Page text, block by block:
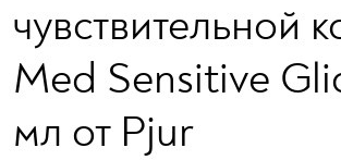
чувствительной
Med Sensitive
мл от Pjur